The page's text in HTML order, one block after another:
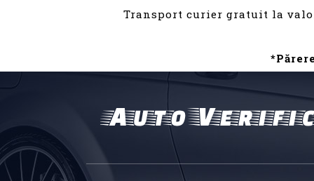
Transport curier gratuit la